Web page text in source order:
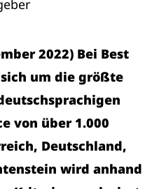
2022) Bei Best
um die größte
von über 1.000
Deutschland,
wird anhand